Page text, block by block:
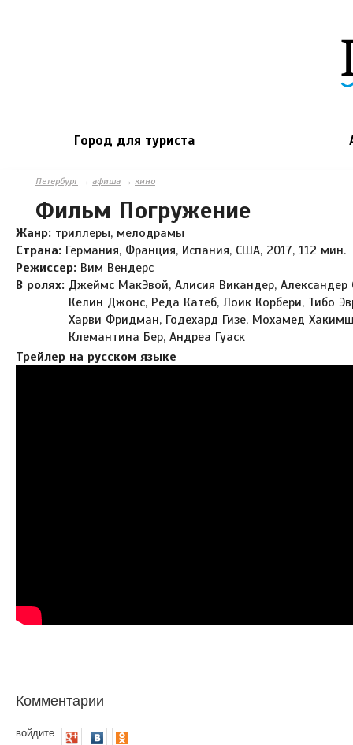
Город для туриста
Петербург→ афиша → кино
Фильм Погружение
Жанр: триллеры, мелодрамы
Страна: Германия, Франция, Испания, США, 2017, 112 мин.
Режиссер: Вим Вендерс
В ролях: Джеймс МакЭвой, Алисия Викандер, Александер
Келин Джонс, Реда Катеб, Лоик Корбери, Тибо
Харви Фридман, Годехард Гизе, Мохамед
Клемантина Бер, Андреа Гуаск
Трейлер на русском языке
Комментарии
войдите